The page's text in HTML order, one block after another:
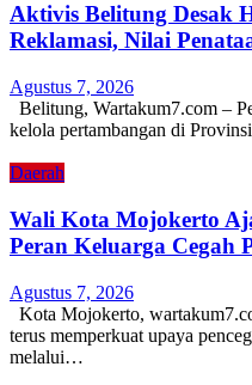
Aktivis Belitung Desak
Reklamasi, Nilai
Agustus 7, 2026
Belitung, Wartakum7.com –
kelola pertambangan di
Daerah
Wali Kota Mojokerto
Peran Keluarga Cegah
Agustus 7, 2026
Kota Mojokerto,
terus memperkuat upaya
melalui…